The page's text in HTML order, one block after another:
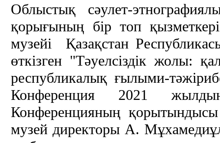
Облыстық сәулет-
қорығының бір топ
музейі Қазақстан
өткізген "Тәуелсіздік жолы:
республикалық ғылыми-
Конференция 2021
Конференцияның
музей директоры А.